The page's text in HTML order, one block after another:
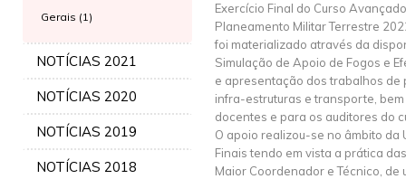
Gerais (1)
NOTÍCIAS 2021
NOTÍCIAS 2020
NOTÍCIAS 2019
NOTÍCIAS 2018
Exercício Final do Curso
Planeamento Militar Terrestre
foi materializado através da
Simulação de Apoio de Fogos e
e apresentação dos trabalhos de
infra-estruturas e transporte,
docentes e para os auditores do
O apoio realizou-se no âmbito da
Finais tendo em vista a prática
Maior Coordenador e Técnico, de